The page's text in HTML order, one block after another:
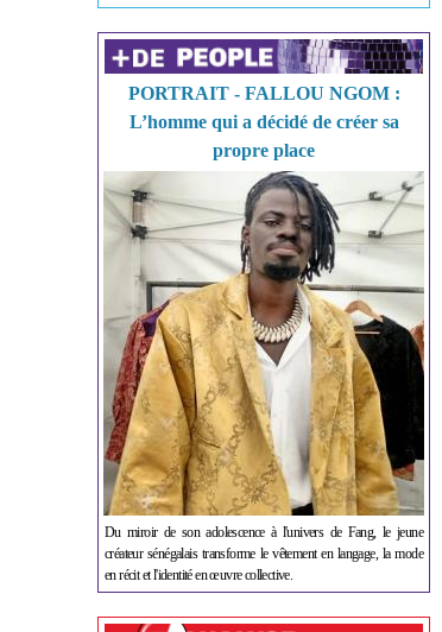
PORTRAIT - FALLOU NGOM :
L’homme qui a décidé de créer sa
propre place
Du miroir de son adolescence à l'univers de Fang, le jeune
créateur sénégalais transforme le vêtement en langage, la mode
en récit et l'identité en œuvre collective.